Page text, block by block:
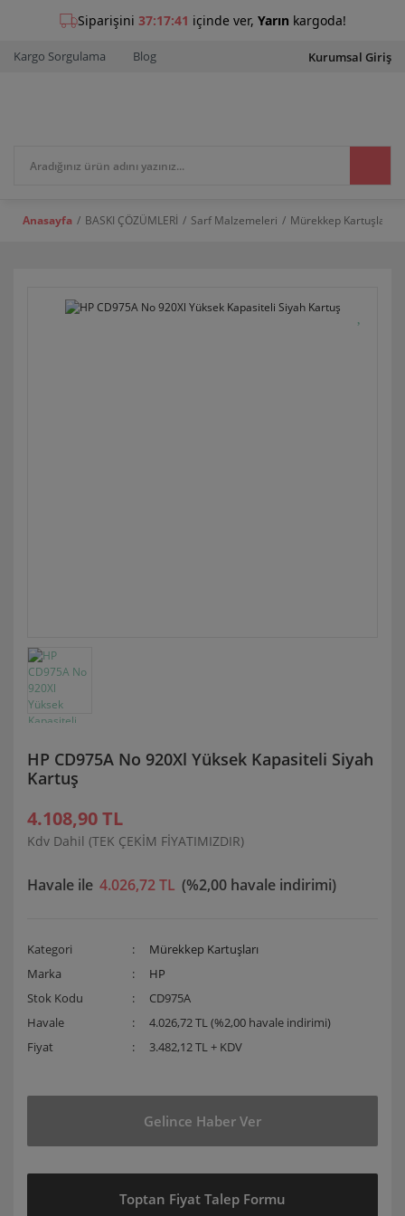
Kargo Sorgulama Blog Kurumsal Giriş
Anasayfa BASKI ÇÖZÜMLERİ Sarf Malzemeleri Mürekkep Kartuşları
HP CD975A No 920Xl Yüksek Kapasiteli Siyah
Kartuş
4.108,90 TL
Kdv Dahil (TEK ÇEKİM FİYATIMIZDIR)
Havale ile 4.026,72 TL (%2,00 havale indirimi)
Kategori
Mürekkep Kartuşları
Marka
HP
Stok Kodu
CD975A
Havale
4.026,72 TL (%2,00 havale indirimi)
Fiyat
3.482,12 TL + KDV
Gelince Haber Ver
Toptan Fiyat Talep Formu